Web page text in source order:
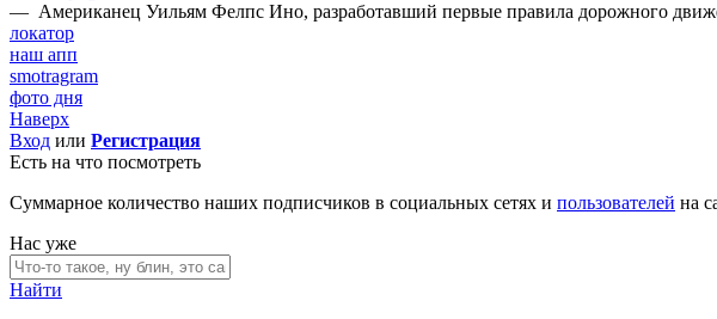
— Американец Уильям Фелпс Ино, разработавший первые правила дорожного
локатор
наш апп
smotragram
фото дня
Наверх
Вход или Регистрация
Есть на что посмотреть
Суммарное количество наших подписчиков в социальных сетях и пользователей на
Нас уже
Найти